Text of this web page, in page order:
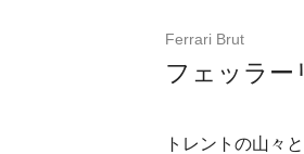
Ferrari Brut
フェッラー
トレントの山々